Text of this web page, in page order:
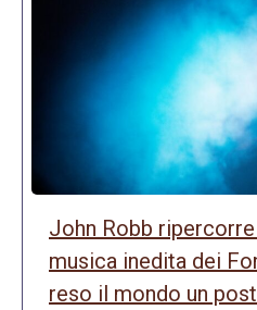
John Robb
musica inedita dei
reso il mondo un